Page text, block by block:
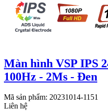
Màn hình VSP IPS
100Hz - 2Ms - Đen
Mã sản phẩm: 20231014-1151
Liên hệ